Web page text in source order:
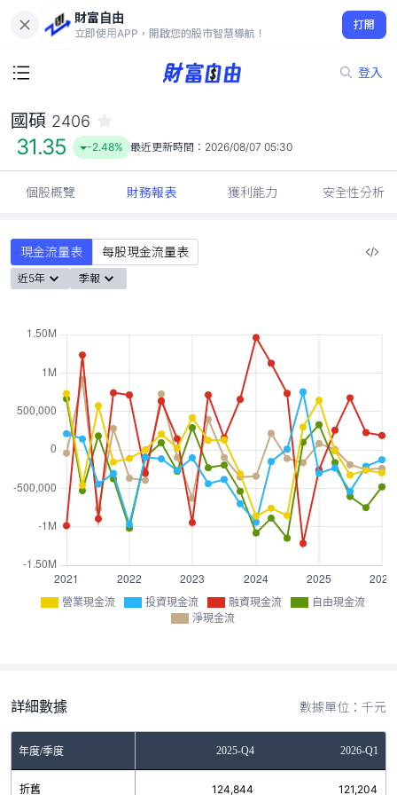
財富自由
立即使用APP，開啟您的股市智慧導航！
打開
登入
31.35
-2.48%
國碩 2406
31.35 -2.48% 最近更新時間： 2026/08/07 05:30
個股概覽 財務報表 獲利能力 安全性分析
現金流量表 每股現金流量表
近5年 季報
營業現金流 投資現金流 融資現金流
自由現金流
淨現金流
詳細數據 數據單位：千元
年度/季度 2025-Q4 2026-Q1
折舊 124,844 121,204